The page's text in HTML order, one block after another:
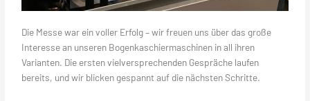
Die Messe war ein voller Erfolg – wir freuen uns über das große
Interesse an unseren Bogenkaschiermaschinen in all ihren
Varianten. Die ersten vielversprechenden Gespräche laufen
bereits, und wir blicken gespannt auf die nächsten Schritte.